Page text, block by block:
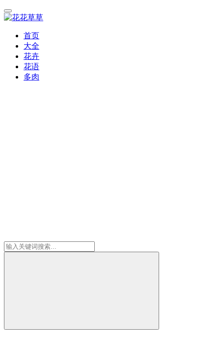
首页
大全
花卉
花语
多肉